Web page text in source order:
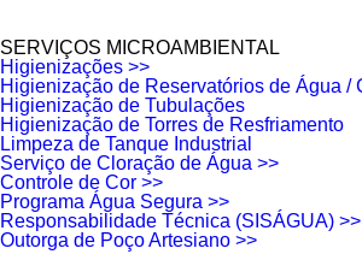
SERVIÇOS MICROAMBIENTAL
Higienizações >>
Higienização de Reservatórios de Água /
Higienização de Tubulações
Higienização de Torres de Resfriamento
Limpeza de Tanque Industrial
Serviço de Cloração de Água >>
Controle de Cor >>
Programa Água Segura >>
Responsabilidade Técnica (SISÁGUA) >>
Outorga de Poço Artesiano >>